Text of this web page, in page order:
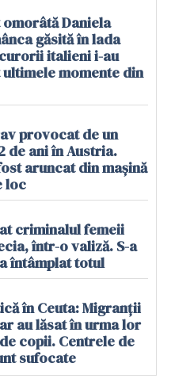
Daniela
găsită în lada
italieni i-au
momente din
provocat de un
de ani în Austria.
aruncat din mașină
loc
criminalul femeii
într-o valiză. S-a
întâmplat totul
în Ceuta: Migranții
au lăsat în urma lor
copii. Centrele de
sufocate